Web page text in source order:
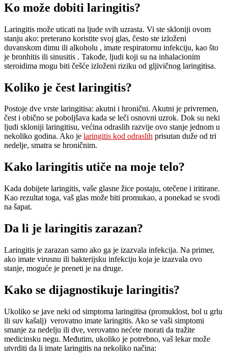
Ko može dobiti laringitis?
Laringitis može uticati na ljude svih uzrasta. Vi ste skloniji ovom
stanju ako: preterano koristite svoj glas, često ste izloženi
duvanskom dimu ili alkoholu , imate respiratornu infekciju, kao što
je bronhitis ili sinusitis . Takođe, ljudi koji su na inhalacionim
steroidima mogu biti češće izloženi riziku od gljivičnog laringitisa.
Koliko je čest laringitis?
Postoje dve vrste laringitisa: akutni i hronični. Akutni je privremen,
čest i obično se poboljšava kada se leči osnovni uzrok. Dok su neki
ljudi skloniji laringitisu, većina odraslih razvije ovo stanje jednom u
nekoliko godina. Ako je laringitis kod odraslih prisutan duže od tri
nedelje, smatra se hroničnim.
Kako laringitis utiče na moje telo?
Kada dobijete laringitis, vaše glasne žice postaju, otečene i iritirane.
Kao rezultat toga, vaš glas može biti promukao, a ponekad se svodi
na šapat.
Da li je laringitis zarazan?
Laringitis je zarazan samo ako ga je izazvala infekcija. Na primer,
ako imate virusnu ili bakterijsku infekciju koja je izazvala ovo
stanje, moguće je preneti je na druge.
Kako se dijagnostikuje laringitis?
Ukoliko se jave neki od simptoma laringitisa (promuklost, bol u grlu
ili suv kašalj) verovatno imate laringitis. Ako se vaši simptomi
smanje za nedelju ili dve, verovatno nećete morati da tražite
medicinsku negu. Međutim, ukoliko je potrebno, vaš lekar može
utvrditi da li imate laringitis na nekoliko načina: